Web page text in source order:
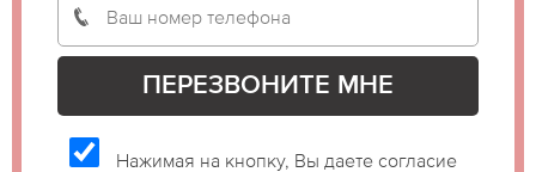
Нажимая на кнопку, Вы даете согласие